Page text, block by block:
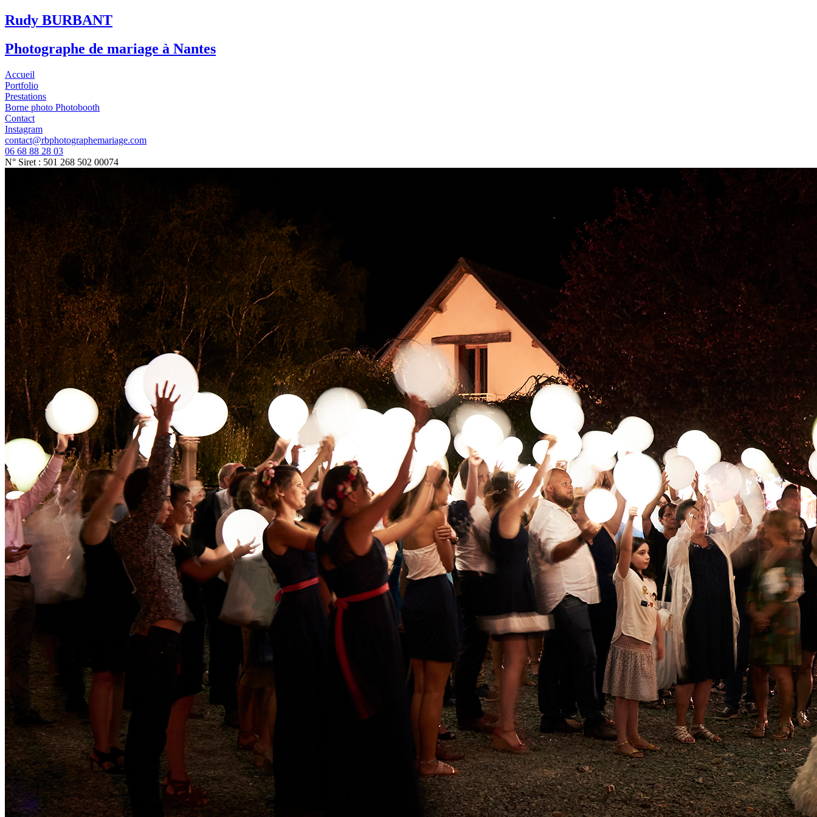
Rudy BURBANT
Photographe de mariage à Nantes
Accueil
Portfolio
Prestations
Borne photo Photobooth
Contact
Instagram
contact@rbphotographemariage.com
06 68 88 28 03
N° Siret : 501 268 502 00074